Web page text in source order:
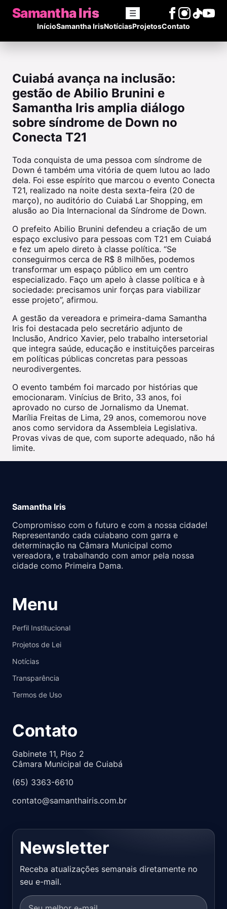
Samantha Iris ☰
InícioSamantha IrisNotíciasProjetosContato
Cuiabá avança na inclusão:
gestão de Abilio Brunini e
Samantha Iris amplia diálogo
sobre síndrome de Down no
Conecta T21
Toda conquista de uma pessoa com síndrome de
Down é também uma vitória de quem lutou ao lado
dela. Foi esse espírito que marcou o evento Conecta
T21, realizado na noite desta sexta-feira (20 de
março), no auditório do Cuiabá Lar Shopping, em
alusão ao Dia Internacional da Síndrome de Down.
O prefeito Abilio Brunini defendeu a criação de um
espaço exclusivo para pessoas com T21 em Cuiabá
e fez um apelo direto à classe política. “Se
conseguirmos cerca de R$ 8 milhões, podemos
transformar um espaço público em um centro
especializado. Faço um apelo à classe política e à
sociedade: precisamos unir forças para viabilizar
esse projeto”, afirmou.
A gestão da vereadora e primeira-dama Samantha
Iris foi destacada pelo secretário adjunto de
Inclusão, Andrico Xavier, pelo trabalho intersetorial
que integra saúde, educação e instituições parceiras
em políticas públicas concretas para pessoas
neurodivergentes.
O evento também foi marcado por histórias que
emocionaram. Vinícius de Brito, 33 anos, foi
aprovado no curso de Jornalismo da Unemat.
Marília Freitas de Lima, 29 anos, comemorou nove
anos como servidora da Assembleia Legislativa.
Provas vivas de que, com suporte adequado, não há
limite.
Samantha Iris
Compromisso com o futuro e com a nossa cidade!
Representando cada cuiabano com garra e
determinação na Câmara Municipal como
vereadora, e trabalhando com amor pela nossa
cidade como Primeira Dama.
Menu
Perfil Institucional
Projetos de Lei
Notícias
Transparência
Termos de Uso
Contato
Gabinete 11, Piso 2
Câmara Municipal de Cuiabá
(65) 3363-6610
contato@samanthairis.com.br
Newsletter
Receba atualizações semanais diretamente no
seu e-mail.